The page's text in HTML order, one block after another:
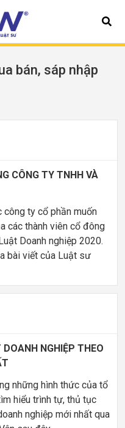
bán, sáp nhập
CÔNG TY TNHH VÀ
công ty cổ phần muốn
các thành viên cổ đông
Doanh nghiệp 2020.
bài viết của Luật sư
NGHIỆP THEO
những hình thức của tổ
hiểu trình tự, thủ tục
nghiệp mới nhất qua